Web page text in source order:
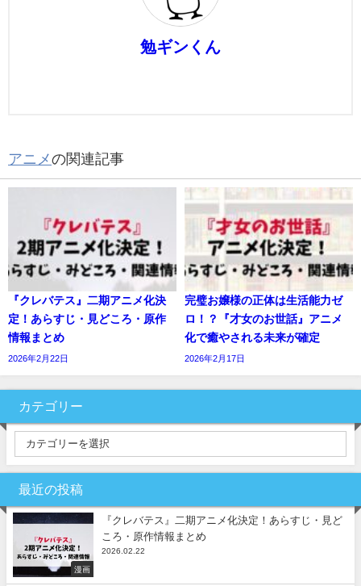
勉ギンくん
アニメの関連記事
『クレバテス』二期アニメ化決
定！あらすじ・見どころ・原作
情報まとめ
2026年2月22日
完璧お嬢様の正体は生活能力ゼ
ロ！？『才女のお世話』アニメ
化で癒やされる未来が確定
2026年2月17日
カテゴリー
最近の投稿
漫画
『クレバテス』二期アニメ化決定！あらすじ・見ど
ころ・原作情報まとめ
2026.02.22